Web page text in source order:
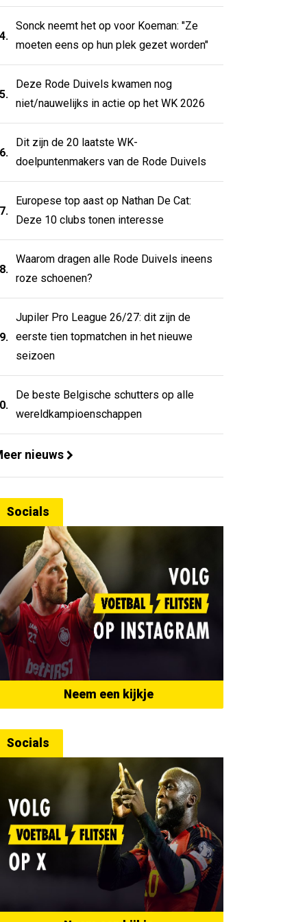
Sonck neemt het op voor Koeman: "Ze
moeten eens op hun plek gezet worden"
Deze Rode Duivels kwamen nog
niet/nauwelijks in actie op het WK 2026
Dit zijn de 20 laatste WK-
doelpuntenmakers van de Rode Duivels
Europese top aast op Nathan De Cat:
Deze 10 clubs tonen interesse
Waarom dragen alle Rode Duivels ineens
roze schoenen?
Jupiler Pro League 26/27: dit zijn de
eerste tien topmatchen in het nieuwe
seizoen
De beste Belgische schutters op alle
wereldkampioenschappen
nieuws
Socials
Neem een kijkje
Socials